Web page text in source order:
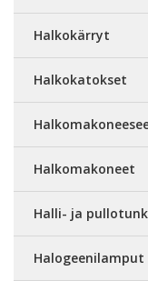
Halkokärryt
Halkokatokset
Halkomakoneet
Halli- ja
Halogeenilamput